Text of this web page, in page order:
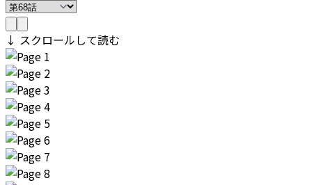
↓ スクロールして読む